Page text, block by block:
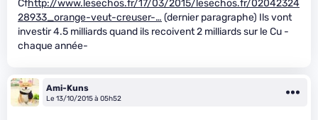
Cfhttp://www.lesechos.fr/17/03/2015/lesechos.fr/02042324
28933_orange-veut-creuser-… (dernier paragraphe) Ils vont
investir 4.5 milliards quand ils recoivent 2 milliards sur le Cu -
chaque année-
Ami-Kuns
Le 13/10/2015 à 05h52